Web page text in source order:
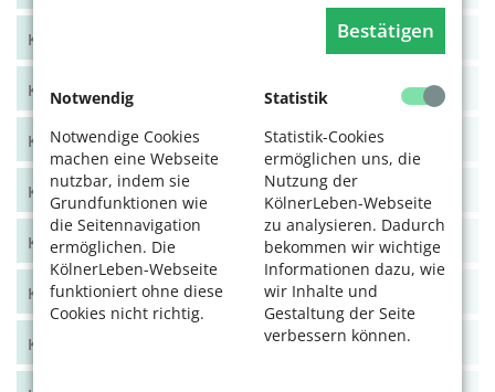
Bestätigen
Notwendig
Notwendige Cookies
machen eine Webseite
nutzbar, indem sie
Grundfunktionen wie
die Seitennavigation
ermöglichen. Die
KölnerLeben-Webseite
funktioniert ohne diese
Cookies nicht richtig.
Statistik
Statistik-Cookies
ermöglichen uns, die
Nutzung der
KölnerLeben-Webseite
zu analysieren. Dadurch
bekommen wir wichtige
Informationen dazu, wie
wir Inhalte und
Gestaltung der Seite
verbessern können.
KölnerLeben Feb/März 2021
KölnerLeben Dez 20/Jan 21
KölnerLeben Okt/Nov 2020
KölnerLeben Aug/Sept 2020
KölnerLeben Juni/Juli 2020
KölnerLeben April/Mai 2020
KölnerLeben Feb/März 2020